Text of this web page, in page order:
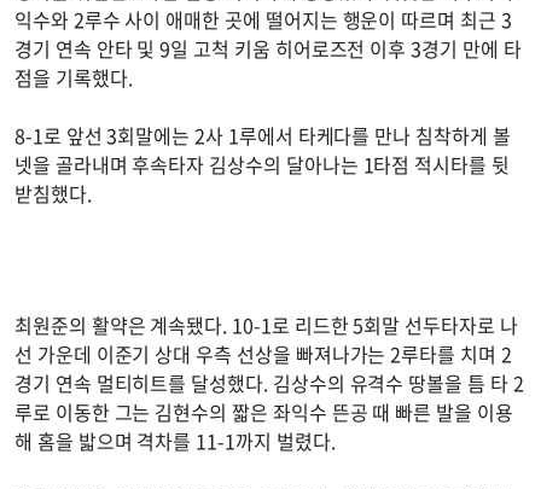
익수와 2루수 사이 애매한 곳에 떨어지는 행운이 따르며 최근 3
경기 연속 안타 및 9일 고척 키움 히어로즈전 이후 3경기 만에 타
점을 기록했다.
8-1로 앞선 3회말에는 2사 1루에서 타케다를 만나 침착하게 볼
넷을 골라내며 후속타자 김상수의 달아나는 1타점 적시타를 뒷
받침했다.
최원준의 활약은 계속됐다. 10-1로 리드한 5회말 선두타자로 나
선 가운데 이준기 상대 우측 선상을 빠져나가는 2루타를 치며 2
경기 연속 멀티히트를 달성했다. 김상수의 유격수 땅볼을 틈 타 2
루로 이동한 그는 김현수의 짧은 좌익수 뜬공 때 빠른 발을 이용
해 홈을 밟으며 격차를 11-1까지 벌렸다.